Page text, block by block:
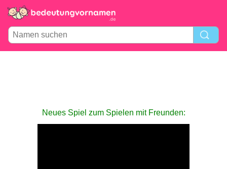
Neues Spiel zum Spielen mit Freunden: